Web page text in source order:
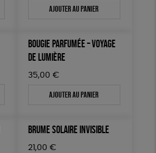
Fabriqué en Espagne
Ajouter au panier
BOUGIE PARFUMÉE – VOYAGE
DE LUMIÈRE
35,00 €
Ajouter au panier
BRUME SOLAIRE INVISIBLE
21,00 €